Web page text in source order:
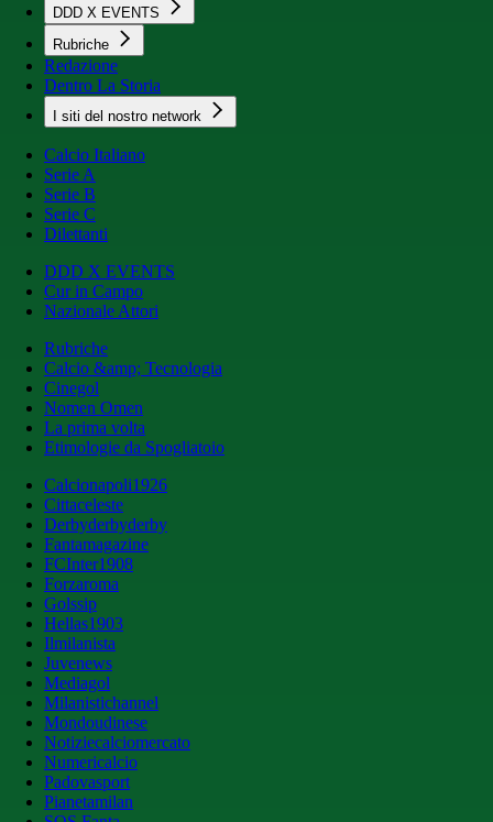
DDD X EVENTS
Rubriche
Redazione
Dentro La Storia
I siti del nostro network
Calcio Italiano
Serie A
Serie B
Serie C
Dilettanti
DDD X EVENTS
Cur in Campo
Nazionale Attori
Rubriche
Calcio &amp; Tecnologia
Cinegol
Nomen Omen
La prima volta
Etimologie da Spogliatoio
Calcionapoli1926
Cittaceleste
Derbyderbyderby
Fantamagazine
FCInter1908
Forzaroma
Golssip
Hellas1903
Ilmilanista
Juvenews
Mediagol
Milanistichannel
Mondoudinese
Notiziecalciomercato
Numericalcio
Padovasport
Pianetamilan